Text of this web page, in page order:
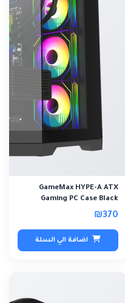
GameMax HYPE-A ATX
Gaming PC Case Black
₪370
اضافة الي السلة